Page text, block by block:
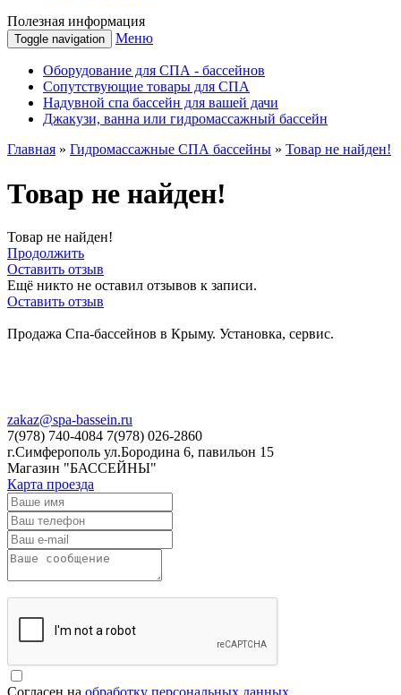
Полезная информация
Toggle navigation Меню
Оборудование для СПА - бассейнов
Сопутствующие товары для СПА
Надувной спа бассейн для вашей дачи
Джакузи, ванна или гидромассажный бассейн
Главная » Гидромассажные СПА бассейны » Товар не найден!
Товар не найден!
Товар не найден!
Продолжить
Оставить отзыв
Ещё никто не оставил отзывов к записи.
Оставить отзыв
Продажа Спа-бассейнов в Крыму. Установка, сервис.
zakaz@spa-bassein.ru
7(978) 740-4084 7(978) 026-2860
г.Симферополь ул.Бородина 6, павильон 15
Магазин "БАССЕЙНЫ"
Карта проезда